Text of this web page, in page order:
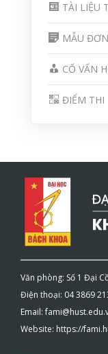
TÀI LIỆU
MẪU
CỐ VẤN
ĐIỂM THI
Văn phòng: Số 1 Đại
Điện thoại: 04 3869
Email:
Website: https://